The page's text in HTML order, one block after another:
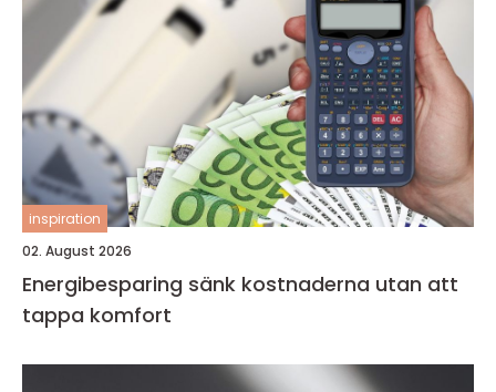
inspiration
02. August 2026
Energibesparing sänk kostnaderna utan att
tappa komfort